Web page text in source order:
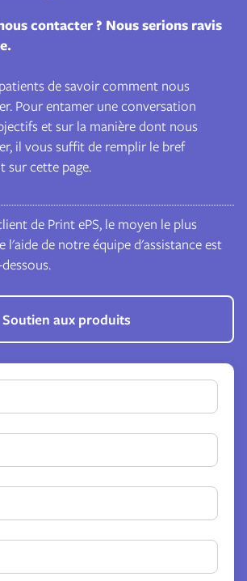
contacter ? Nous serions ravis
de savoir comment nous
Pour entamer une conversation
et sur la manière dont nous
il vous suffit de remplir le bref
sur cette page.
de Print ePS, le moyen le plus
l'aide de notre équipe d'assistance est
Soutien aux produits